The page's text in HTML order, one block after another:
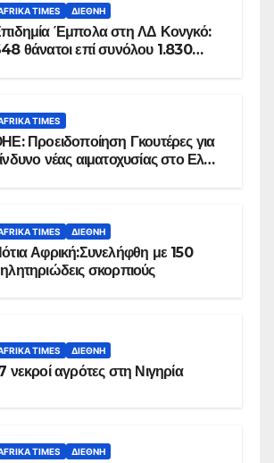
TIMES ΔΙΕΘΝΉ
Έμπολα στη ΛΔ Κονγκό:
θάνατοι επί συνόλου 1.830
TIMES
Προειδοποίηση Γκουτέρες για
νέας αιματοχυσίας στο Ελ
TIMES ΔΙΕΘΝΉ
Αφρική:Συνελήφθη με 150
σκορπιούς
TIMES ΔΙΕΘΝΉ
νεκροί αγρότες στη Νιγηρία
TIMES ΔΙΕΘΝΉ